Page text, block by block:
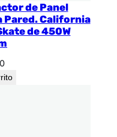
de Panel
California
de 450W